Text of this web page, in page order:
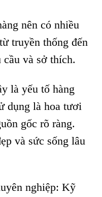
nên có nhiều
truyền thống đến
và sở thích.
là yếu tố hàng
dụng là hoa tươi
gốc rõ ràng.
và sức sống lâu
nghiệp: Kỹ